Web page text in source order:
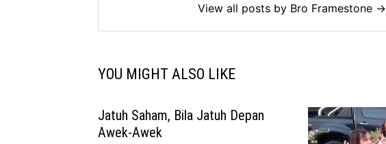
View all posts by Bro Framestone →
YOU MIGHT ALSO LIKE
Jatuh Saham, Bila Jatuh Depan
Awek-Awek